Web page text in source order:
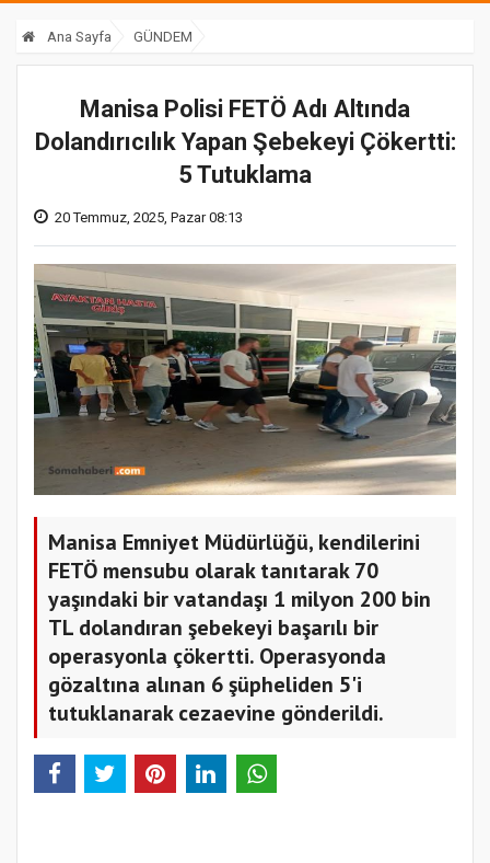
Ana Sayfa GÜNDEM
Manisa Polisi FETÖ Adı Altında
Dolandırıcılık Yapan Şebekeyi Çökertti:
5 Tutuklama
20 Temmuz, 2025, Pazar 08:13
Manisa Emniyet Müdürlüğü, kendilerini
FETÖ mensubu olarak tanıtarak 70
yaşındaki bir vatandaşı 1 milyon 200 bin
TL dolandıran şebekeyi başarılı bir
operasyonla çökertti. Operasyonda
gözaltına alınan 6 şüpheliden 5'i
tutuklanarak cezaevine gönderildi.